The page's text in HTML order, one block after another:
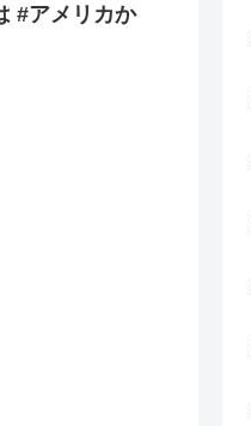
#アメリカか